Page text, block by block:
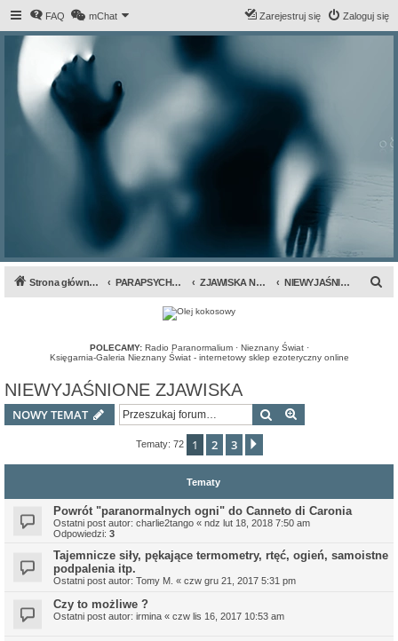
FAQ mChat Zaloguj się
Zarejestruj się
Strona główna forum PARAPSYCHOLOGIA & ANOMALIA ZJAWISKA NADPRZYRODZONE NIEWYJAŚNIONE ZJAWISKA
POLECAMY: Radio Paranormalium· Nieznany Świat·
Księgarnia-Galeria Nieznany Świat - internetowy sklep ezoteryczny online
NIEWYJAŚNIONE ZJAWISKA
NOWY TEMAT Szukaj
Tematy: 72 1 2 3
Tematy
Powrót "paranormalnych ogni" do Canneto di Caronia
Ostatni post autor: charlie2tango « ndz lut 18, 2018 7:50 am
Odpowiedzi: 3
Tajemnicze siły, pękające termometry, rtęć, ogień, samoistne
podpalenia itp.
Ostatni post autor: Tomy M. « czw gru 21, 2017 5:31 pm
Czy to możliwe ?
Ostatni post autor: irmina « czw lis 16, 2017 10:53 am